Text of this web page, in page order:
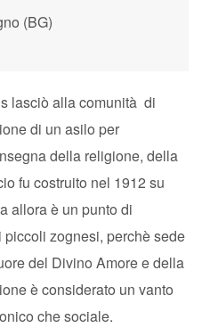
(BG)
lasciò alla comunità di
di un asilo per
della religione, della
fu costruito nel 1912 su
allora è un punto di
zognesi, perchè sede
del Divino Amore e della
è considerato un vanto
che sociale.